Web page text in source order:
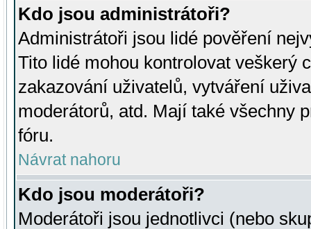
Kdo jsou administrátoři?
Administrátoři jsou lidé pověření
Tito lidé mohou kontrolovat veškerý
zakazování uživatelů, vytváření
moderátorů, atd. Mají také všechny
fóru.
Návrat nahoru
Kdo jsou moderátoři?
Moderátoři jsou jednotlivci (nebo